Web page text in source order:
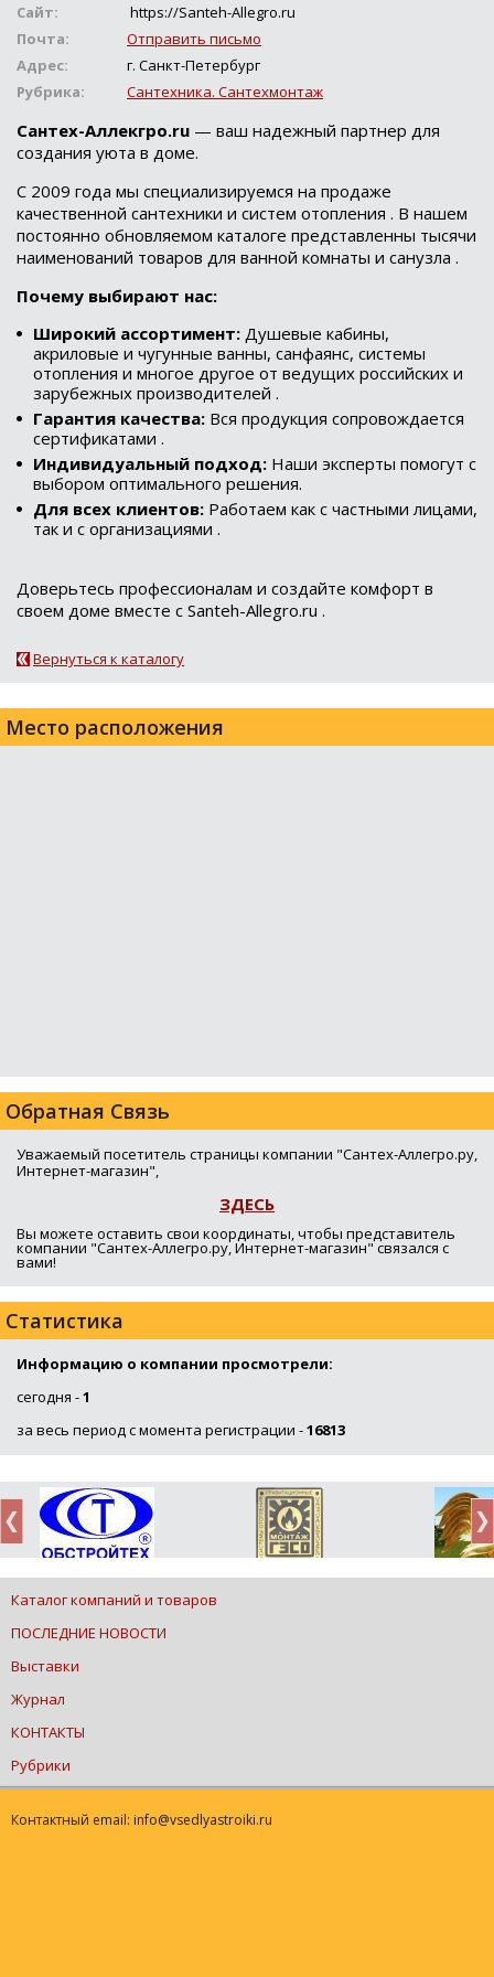
Сайт:
https://Santeh-Allegro.ru
Почта:
Отправить письмо
Адрес:
г. Санкт-Петербург
Рубрика:
Сантехника. Сантехмонтаж
Сантех-Аллекгро.ru — ваш надежный партнер для
создания уюта в доме.
С 2009 года мы специализируемся на продаже
качественной сантехники и систем отопления . В нашем
постоянно обновляемом каталоге представленны тысячи
наименований товаров для ванной комнаты и санузла .
Почему выбирают нас:
Широкий ассортимент: Душевые кабины,
акриловые и чугунные ванны, санфаянс, системы
отопления и многое другое от ведущих российских и
зарубежных производителей .
Гарантия качества: Вся продукция сопровождается
сертификатами .
Индивидуальный подход: Наши эксперты помогут с
выбором оптимального решения.
Для всех клиентов: Работаем как с частными лицами,
так и с организациями .
Доверьтесь профессионалам и создайте комфорт в
своем доме вместе с Santeh-Allegro.ru .
Вернуться к каталогу
Место расположения
Обратная Связь
Уважаемый посетитель страницы компании "Сантех-Аллегро.ру,
Интернет-магазин",
ЗДЕСЬ
Вы можете оставить свои координаты, чтобы представитель
компании "Сантех-Аллегро.ру, Интернет-магазин" связался с
вами!
Статистика
Информацию о компании просмотрели:
сегодня -1
за весь период с момента регистрации -16813
Каталог компаний и товаров
ПОСЛЕДНИЕ НОВОСТИ
Выставки
Журнал
КОНТАКТЫ
Рубрики
Контактный email: info@vsedlyastroiki.ru